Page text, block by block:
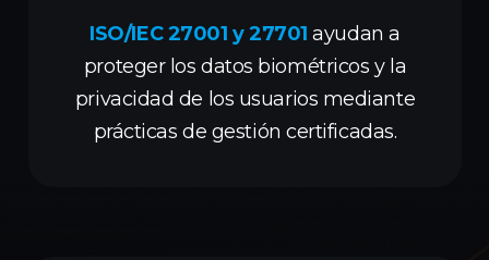
ISO/IEC 27001 y 27701 ayudan a
proteger los datos biométricos y la
privacidad de los usuarios mediante
prácticas de gestión certificadas.